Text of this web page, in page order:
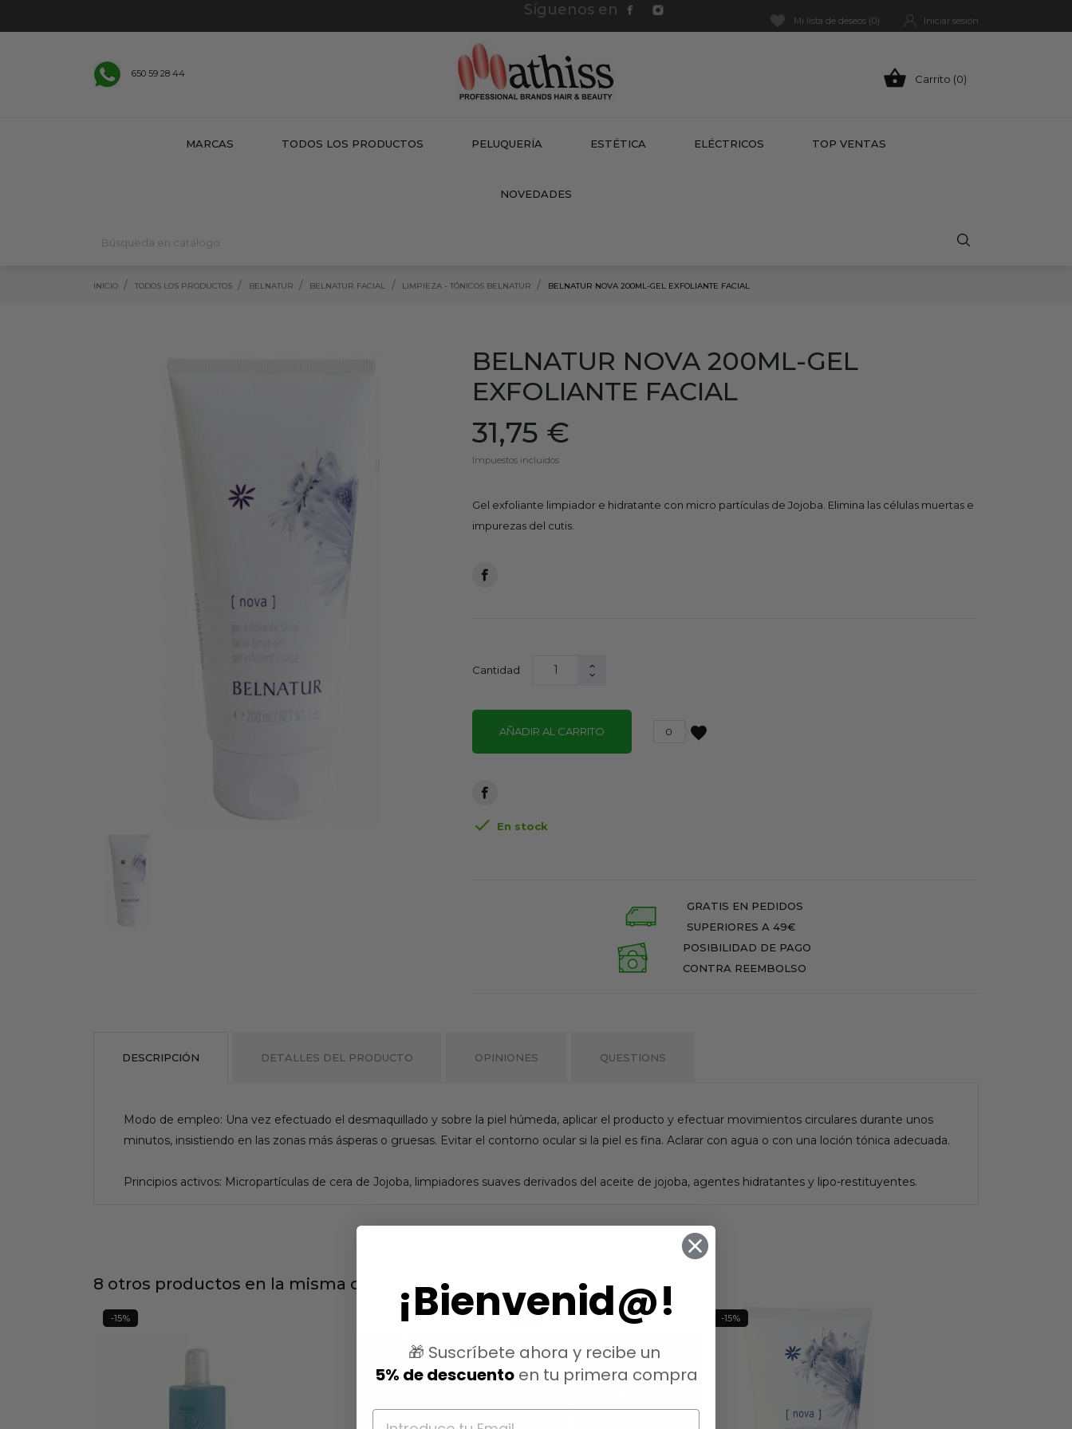
Síguenos en
Mi lista de deseos (0) Iniciar sesión
650 59 28 44  Carrito (0)
MARCAS TODOS LOS PRODUCTOS PELUQUERÍA ESTÉTICA ELÉCTRICOS TOP VENTAS
NOVEDADES
INICIO TODOS LOS PRODUCTOS BELNATUR BELNATUR FACIAL LIMPIEZA - TÓNICOS BELNATUR BELNATUR NOVA 200ML-GEL EXFOLIANTE FACIAL
BELNATUR NOVA 200ML-GEL
EXFOLIANTE FACIAL
31,75 €
Impuestos incluidos
Gel exfoliante limpiador e hidratante con micro partículas de Jojoba. Elimina las células muertas e
impurezas del cutis.
Cantidad
AÑADIR AL CARRITO favorite
0
 En stock
GRATIS EN PEDIDOS
SUPERIORES A 49€
POSIBILIDAD DE PAGO
CONTRA REEMBOLSO
DESCRIPCIÓN DETALLES DEL PRODUCTO OPINIONES QUESTIONS
Modo de empleo: Una vez efectuado el desmaquillado y sobre la piel húmeda, aplicar el producto y efectuar movimientos circulares durante unos
minutos, insistiendo en las zonas más ásperas o gruesas. Evitar el contorno ocular si la piel es fina. Aclarar con agua o con una loción tónica adecuada.
Principios activos: Micropartículas de cera de Jojoba, limpiadores suaves derivados del aceite de jojoba, agentes hidratantes y lipo-restituyentes.
8 otros productos en la misma categoría:
-15% -15% -15%
¡Bienvenid@!
🎁 Suscríbete ahora y recibe un
5% de descuentoen tu primera compra